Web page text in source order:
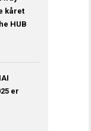
kåret
HUB
er